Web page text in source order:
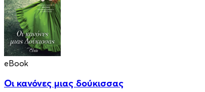
eBook
Οι κανόνες μιας δούκισσας